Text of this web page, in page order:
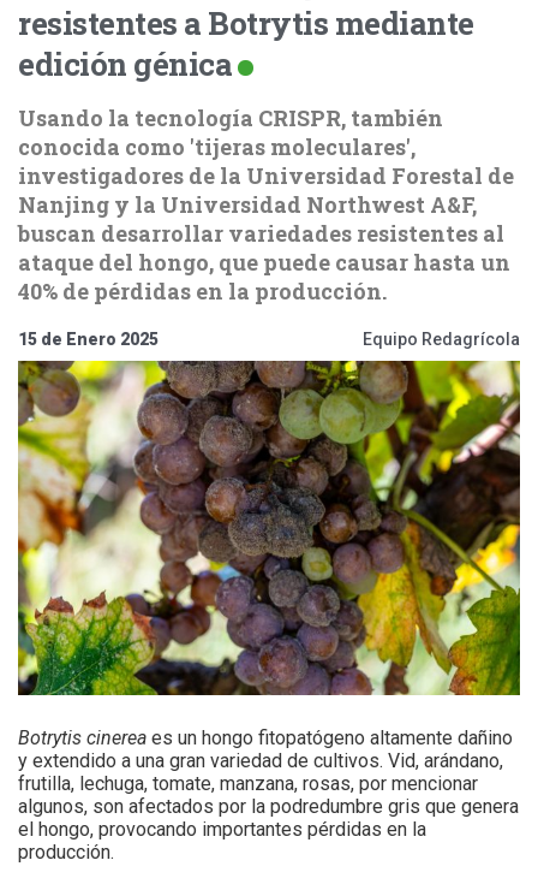
resistentes a Botrytis mediante
edición génica
Usando la tecnología CRISPR, también
conocida como 'tijeras moleculares',
investigadores de la Universidad Forestal de
Nanjing y la Universidad Northwest A&F,
buscan desarrollar variedades resistentes al
ataque del hongo, que puede causar hasta un
40% de pérdidas en la producción.
15 de Enero 2025 Equipo Redagrícola
Botrytis cinerea es un hongo fitopatógeno altamente dañino
y extendido a una gran variedad de cultivos. Vid, arándano,
frutilla, lechuga, tomate, manzana, rosas, por mencionar
algunos, son afectados por la podredumbre gris que genera
el hongo, provocando importantes pérdidas en la
producción.